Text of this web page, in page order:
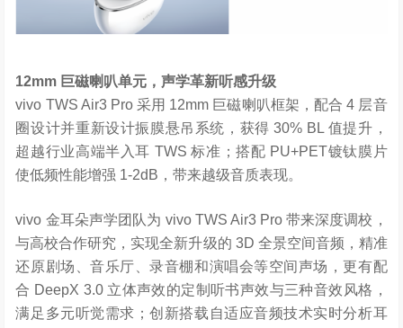
12mm 巨磁喇叭单元，声学革新听感升级
vivo TWS Air3 Pro 采用 12mm 巨磁喇叭框架，配合 4 层音
圈设计并重新设计振膜悬吊系统，获得 30% BL 值提升，
超越行业高端半入耳 TWS 标准；搭配 PU+PET镀钛膜片
使低频性能增强 1-2dB，带来越级音质表现。
vivo 金耳朵声学团队为 vivo TWS Air3 Pro 带来深度调校，
与高校合作研究，实现全新升级的 3D 全景空间音频，精准
还原剧场、音乐厅、录音棚和演唱会等空间声场，更有配
合 DeepX 3.0 立体声效的定制听书声效与三种音效风格，
满足多元听觉需求；创新搭载自适应音频技术实时分析耳